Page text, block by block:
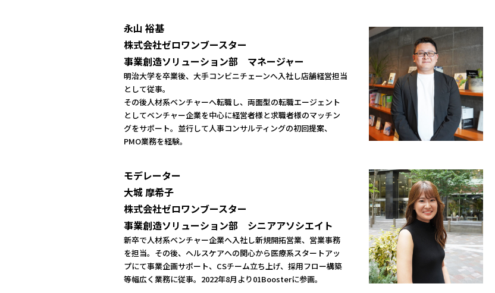
永山 裕基
株式会社ゼロワンブースター
事業創造ソリューション部 マネージャー
明治大学を卒業後、大手コンビニチェーンへ入社し店舗経営担当
として従事。
その後人材系ベンチャーへ転職し、両面型の転職エージェント
としてベンチャー企業を中心に経営者様と求職者様のマッチン
グをサポート。並行して人事コンサルティングの初回提案、
PMO業務を経験。
モデレーター
大城 摩希子
株式会社ゼロワンブースター
事業創造ソリューション部
シニアアソシエイト
新卒で人材系ベンチャー企業へ入社し新規開拓営業、営業事務
を担当。その後、ヘルスケアへの関心から医療系スタートアッ
プにて事業企画サポート、CSチーム立ち上げ、採用フロー構築
等幅広く業務に従事。2022年8月より01Boosterに参画。